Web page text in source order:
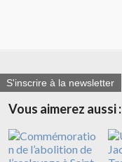
S'inscrire à la newsletter
Vous aimerez aussi :